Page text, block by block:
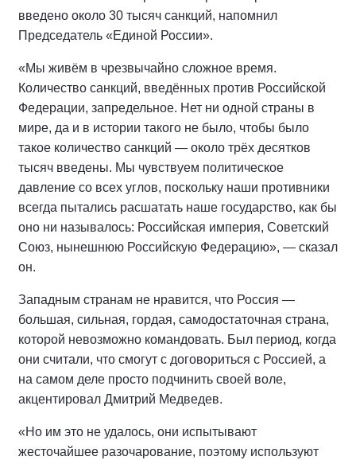
введено около 30 тысяч санкций, напомнил
Председатель «Единой России».
«Мы живём в чрезвычайно сложное время.
Количество санкций, введённых против Российской
Федерации, запредельное. Нет ни одной страны в
мире, да и в истории такого не было, чтобы было
такое количество санкций — около трёх десятков
тысяч введены. Мы чувствуем политическое
давление со всех углов, поскольку наши противники
всегда пытались расшатать наше государство, как бы
оно ни называлось: Российская империя, Советский
Союз, нынешнюю Российскую Федерацию», — сказал
он.
Западным странам не нравится, что Россия —
большая, сильная, гордая, самодостаточная страна,
которой невозможно командовать. Был период, когда
они считали, что смогут с договориться с Россией, а
на самом деле просто подчинить своей воле,
акцентировал Дмитрий Медведев.
«Но им это не удалось, они испытывают
жесточайшее разочарование, поэтому используют